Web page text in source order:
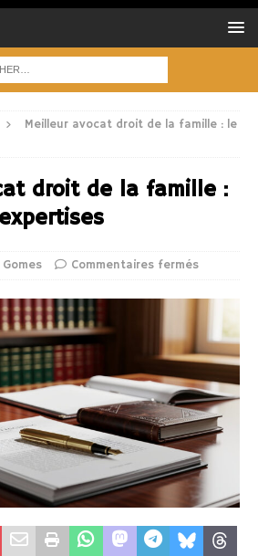
Meilleur avocat droit de la famille : le
droit de la famille :
Gomes Commentaires fermés